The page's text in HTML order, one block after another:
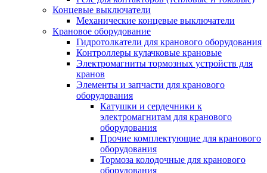
Концевые выключатели
Механические концевые выключатели
Крановое оборудование
Гидротолкатели для кранового оборудования
Контроллеры кулачковые крановые
Электромагниты тормозных устройств для
кранов
Элементы и запчасти для кранового
оборудования
Катушки и сердечники к
электромагнитам для кранового
оборудования
Прочие комплектующие для кранового
оборудования
Тормоза колодочные для кранового
оборудования